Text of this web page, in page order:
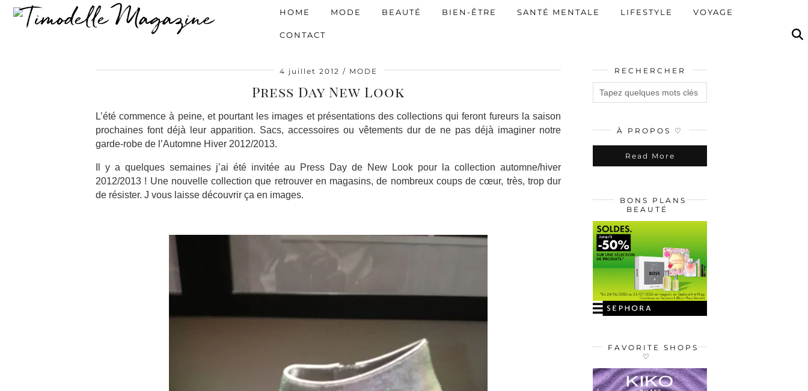
HOME MODE BEAUTÉ BIEN-ÊTRE SANTÉ MENTALE LIFESTYLE VOYAGE
CONTACT
4 juillet 2012 MODE
Press Day New Look
L’été commence à peine, et pourtant les images et présentations des collections qui feront fureurs la saison
prochaines font déjà leur apparition. Sacs, accessoires ou vêtements dur de ne pas déjà imaginer notre
garde-robe de l’Automne Hiver 2012/2013.
Il y a quelques semaines j’ai été invitée au Press Day de New Look pour la collection automne/hiver
2012/2013 ! Une nouvelle collection que retrouver en magasins, de nombreux coups de cœur, très, trop dur
de résister. J vous laisse découvrir ça en images.
RECHERCHER
À PROPOS ♡
Read More
BONS PLANS
BEAUTÉ
FAVORITE SHOPS
♡